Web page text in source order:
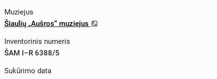
Muziejus
Šiaulių „Aušros“ muziejus
Inventorinis numeris
ŠAM I–R 6388/5
Sukūrimo data